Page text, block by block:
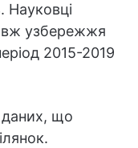
Науковці
узбережжя
2015-2019
даних, що